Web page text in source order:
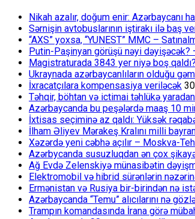
Nikah azalır, doğum enir: Azərbaycanı
Sərnişin avtobuslarının iştirakı ilə baş
“AXS” yoxsa, “YUNEST” MMC –
Putin-Paşinyan görüşü nəyi dəyişəcək?
Magistraturada 3843 yer niyə boş
Ukraynada azərbaycanlıların olduğu
İxracatçılara kompensasiya veriləcək
Təhqir, böhtan və ictimai təhlükə
Azərbaycanda bu peşələrdə maaş 10
İxtisas seçiminə az qaldı: Yüksək
İlham Əliyev Mərakeş Kralını milli
Xəzərdə yeni cəbhə açılır – Moskva-
Azərbycanda susuzluqdan ən çox
Ağ Evdə Zelenskiyə münasibətin
Elektromobil və hibrid sürənlərin
Ermənistan və Rusiya bir-birindən nə
Azərbaycanda “Temu” alıcılarını nə
Trampın komandasında İrana görə